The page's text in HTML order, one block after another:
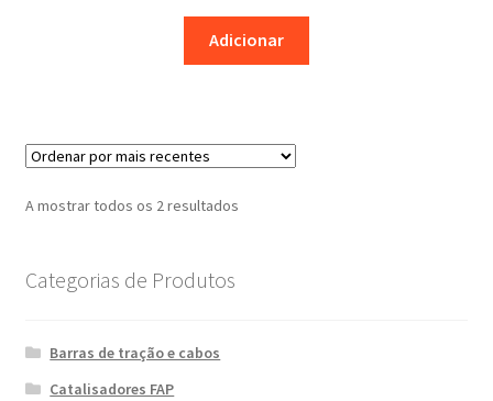
Adicionar
A mostrar todos os 2 resultadosOrdenado
Categorias de Produtos
Barras de tração e cabos
Catalisadores FAP